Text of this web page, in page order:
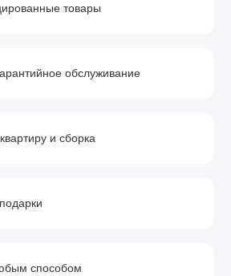
товары
обслуживание
и сборка
способом